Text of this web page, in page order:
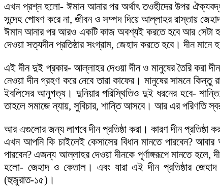
এখন প্রশ্ন হলো- ঈমান আনার পর অর্থাৎ তওহীদের উপর
সন্দেহ পোষণ করে না, জীবন ও সম্পদ দিয়ে আল্লাহর রাস্তায়
ঈমান আনার পর আরও একটি কাজ অবশ্যই করতে হবে আর সেটা
দেওয়া সত্যদীন প্রতিষ্ঠার সংগ্রাম, জেহাদ করতে হবে। দীন
এই দীন দুই প্রকার- আল্লাহর দেওয়া দীন ও মানুষের তৈরি করা
নেওয়া দীন গ্রহণ করে নেবে তারা কাফের। মানুষের সামনে
ইবলিসের আনুগত্য। দুনিয়ার পরিস্থিতিও দুই ধরনের হবে-
তাহলে সমাজে ন্যায়, সুবিচার, শান্তি আসবে। আর এর পরিণতি
আর এগুলোর জন্য লাগবে দীন প্রতিষ্ঠা করা। কারণ দীন
এখন আপনি কি চাইলেই কেসাসের বিধান মানতে পারবেন?
পারবেন? এজন্য আল্লাহর দেওয়া দীনকে পূর্ণাঙ্গরূপে মানতে হলে,
হলো- জেহাদ ও কেতাল। এবং যারা এই দীন প্রতিষ্ঠার জেহাদ
(হুজুরাত-১৫)।